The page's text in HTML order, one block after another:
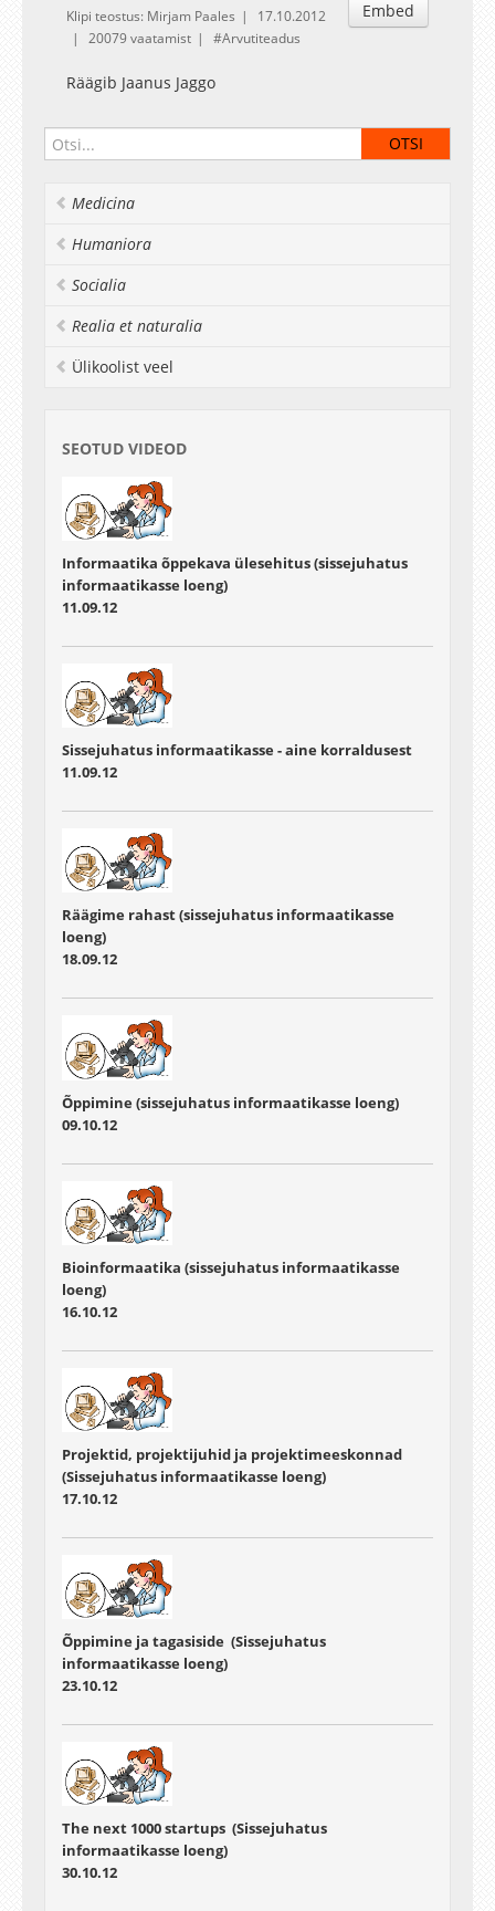
Embed
Klipi teostus: Mirjam Paales
17.10.2012
20079 vaatamist
Arvutiteadus
Räägib Jaanus Jaggo
Medicina
Humaniora
Socialia
Realia et naturalia
Ülikoolist veel
SEOTUD VIDEOD
Informaatika õppekava ülesehitus (sissejuhatus
informaatikasse loeng)
11.09.12
Sissejuhatus informaatikasse - aine korraldusest
11.09.12
Räägime rahast (sissejuhatus informaatikasse
loeng)
18.09.12
Õppimine (sissejuhatus informaatikasse loeng)
09.10.12
Bioinformaatika (sissejuhatus informaatikasse
loeng)
16.10.12
Projektid, projektijuhid ja projektimeeskonnad
(Sissejuhatus informaatikasse loeng)
17.10.12
Õppimine ja tagasiside (Sissejuhatus
informaatikasse loeng)
23.10.12
The next 1000 startups (Sissejuhatus
informaatikasse loeng)
30.10.12